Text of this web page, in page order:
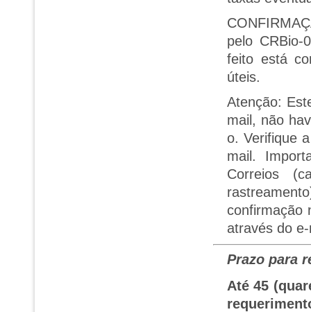
pelo
feito está
úteis.
Atenção:
mail, não
o. Verifique
mail.
Correios
confirmação
através do
Prazo para
Até 45